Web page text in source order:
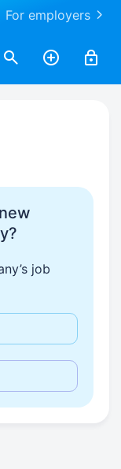
For employers
job